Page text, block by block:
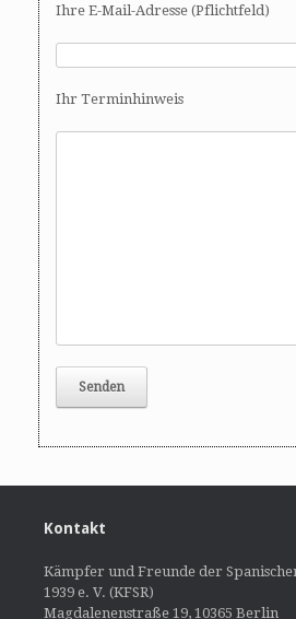
Ihre E-Mail-Adresse (Pflichtfeld)
Ihr Terminhinweis
Kontakt
Kämpfer und Freunde der
1939 e. V. (KFSR)
Magdalenenstraße 19, 10365 Berlin